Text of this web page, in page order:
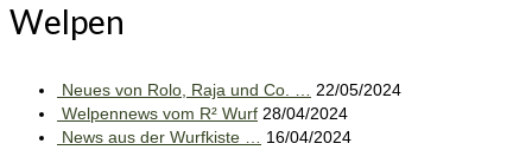
Welpen
Neues von Rolo, Raja und Co. …
22/05/2024
Welpennews vom R² Wurf 28/04/2024
News aus der Wurfkiste …
16/04/2024